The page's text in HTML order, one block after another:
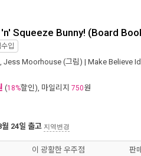
Squeeze Bunny! (Board
입
Jess Moorhouse (그림) | Make Believe
(18%할인), 마일리지 750원
월 24일 출고 지역변경
이 광활한 우주점 판